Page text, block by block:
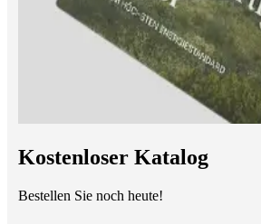
Kostenloser Katalog
Bestellen Sie noch heute!